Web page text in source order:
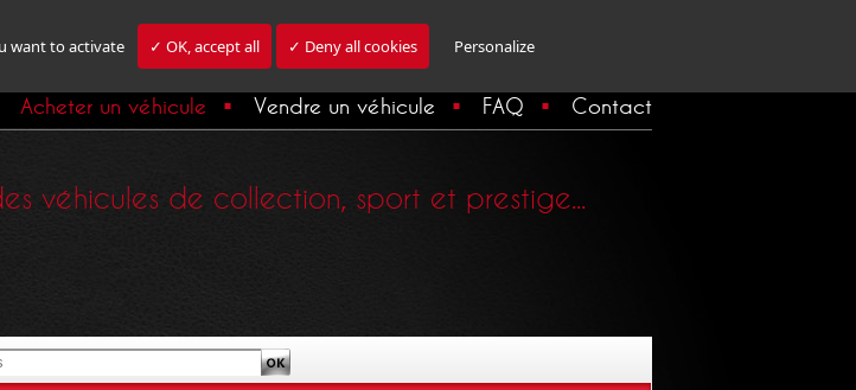
want to activate ✓ OK, accept all ✓ Deny all cookies Personalize
Inscription Newsletter
Acheter un véhicule Vendre un véhicule FAQ Contact
véhicules de collection, sport et prestige...